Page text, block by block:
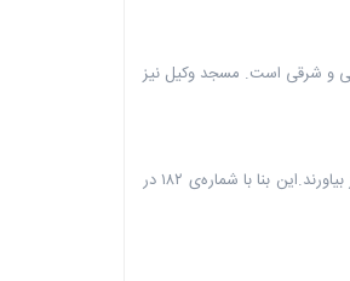
و شرقی است. مسجد وکیل نیز
شبستان جنوبی ۵ هزار متر مربع مساحت دارد و منبری ۱۴ پله‌ای از سنگ یکپارچه‌ی مرمر ساخته شده است؛ گفته می‌شود کریم خان دستور داده بود که این سنگ را از مراغه به شیراز بیاورند.این بنا با شماره‌ی ۱۸۲ در